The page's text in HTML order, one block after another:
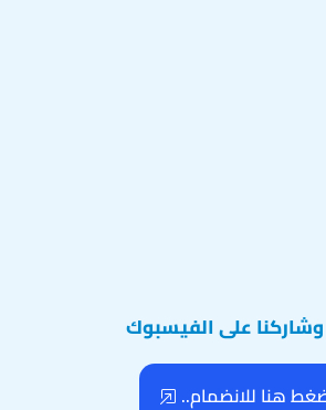
على الفيسبوك
هنا للانضمام..